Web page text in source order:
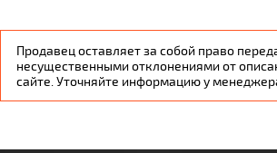
Продавец оставляет за собой право
несущественными отклонениями от
сайте. Уточняйте информацию у